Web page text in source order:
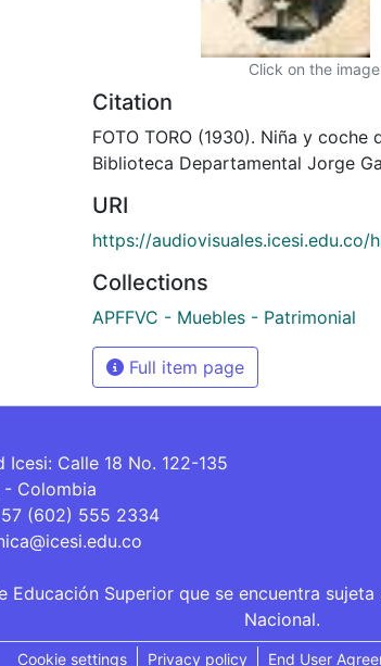
Click on the
Citation
FOTO TORO (1930). Niña y coche
Biblioteca Departamental Jorge
URI
https://audiovisuales.icesi.edu.co/
Collections
APFFVC - Muebles - Patrimonial
Full item page
Icesi: Calle 18 No. 122-135
- Colombia
(602) 555 2334
Educación Superior que se encuentra
Nacional.
Cookie settings Privacy policy End User